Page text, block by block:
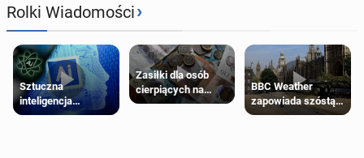
Rolki Wiadomości›
Sztuczna
inteligencja
próbowała oszukać
Zasiłki dla osób
cierpiących na
schorzenia
BBC Weather
zapowiada szóstą
falę upałów w